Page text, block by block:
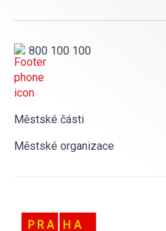
800 100 100
Městské části
Městské organizace